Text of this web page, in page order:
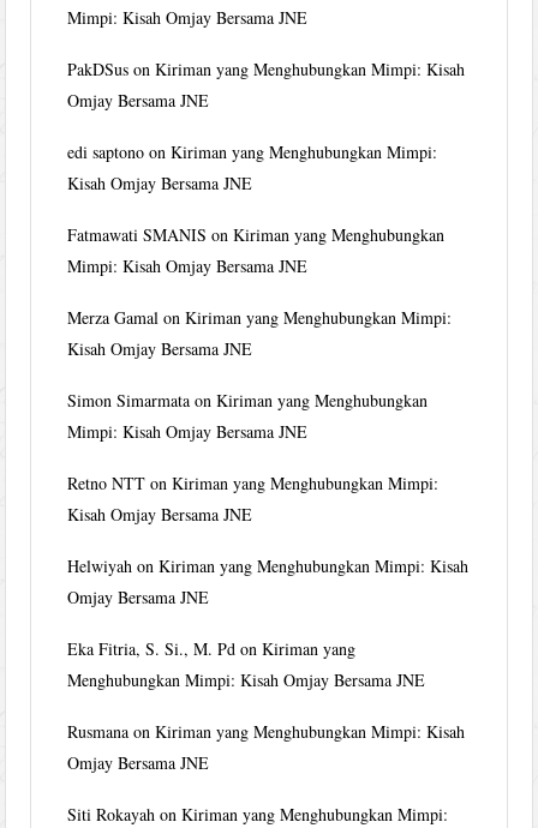
Mimpi: Kisah Omjay Bersama JNE
PakDSus onKiriman yang Menghubungkan Mimpi: Kisah
Omjay Bersama JNE
edi saptono onKiriman yang Menghubungkan Mimpi:
Kisah Omjay Bersama JNE
Fatmawati SMANIS onKiriman yang Menghubungkan
Mimpi: Kisah Omjay Bersama JNE
Merza Gamal onKiriman yang Menghubungkan Mimpi:
Kisah Omjay Bersama JNE
Simon Simarmata onKiriman yang Menghubungkan
Mimpi: Kisah Omjay Bersama JNE
Retno NTT onKiriman yang Menghubungkan Mimpi:
Kisah Omjay Bersama JNE
Helwiyah onKiriman yang Menghubungkan Mimpi: Kisah
Omjay Bersama JNE
Eka Fitria, S. Si., M. Pd onKiriman yang
Menghubungkan Mimpi: Kisah Omjay Bersama JNE
Rusmana onKiriman yang Menghubungkan Mimpi: Kisah
Omjay Bersama JNE
Siti Rokayah onKiriman yang Menghubungkan Mimpi: